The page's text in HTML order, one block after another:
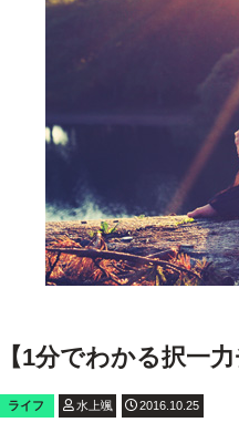
【1分でわかる択一
ライフ 水上颯 2016.10.25